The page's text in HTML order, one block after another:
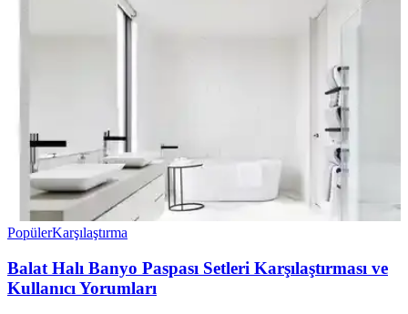
PopülerKarşılaştırma
Balat Halı Banyo Paspası Setleri Karşılaştırması ve
Kullanıcı Yorumları